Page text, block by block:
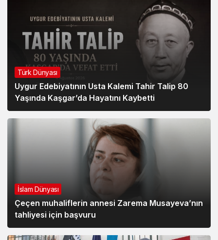
Türk Dünyası
Uygur Edebiyatının Usta Kalemi Tahir Talip 80
Yaşında Kaşgar’da Hayatını Kaybetti
İslam Dünyası
Çeçen muhaliflerin annesi Zarema Musayeva’nın
tahliyesi için başvuru